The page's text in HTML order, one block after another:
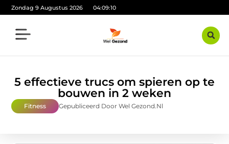
Zondag 9 Augustus 2026 04:09:11
5 effectieve trucs om spieren op te
bouwen in 2 weken
Fitness Gepubliceerd Door Wel Gezond.nl